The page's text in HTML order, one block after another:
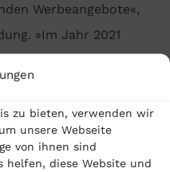
zu bieten, verwenden wir
unsere Webseite
von ihnen sind
helfen, diese Website und
Werbeangebote«,
»Im Jahr 2021
Mrd. USD, sodass
Umsatz ausmachen.
Nutzerprofils, in
Person gespeichert